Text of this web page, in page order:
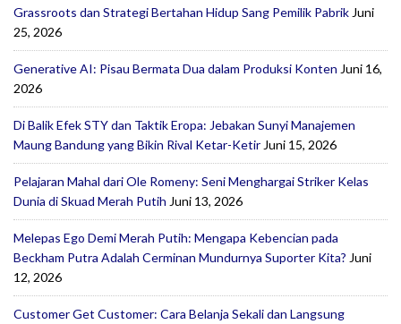
Grassroots dan Strategi Bertahan Hidup Sang Pemilik Pabrik Juni
25, 2026
Generative AI: Pisau Bermata Dua dalam Produksi Konten Juni 16,
2026
Di Balik Efek STY dan Taktik Eropa: Jebakan Sunyi Manajemen
Maung Bandung yang Bikin Rival Ketar-Ketir Juni 15, 2026
Pelajaran Mahal dari Ole Romeny: Seni Menghargai Striker Kelas
Dunia di Skuad Merah Putih Juni 13, 2026
Melepas Ego Demi Merah Putih: Mengapa Kebencian pada
Beckham Putra Adalah Cerminan Mundurnya Suporter Kita? Juni
12, 2026
Customer Get Customer: Cara Belanja Sekali dan Langsung